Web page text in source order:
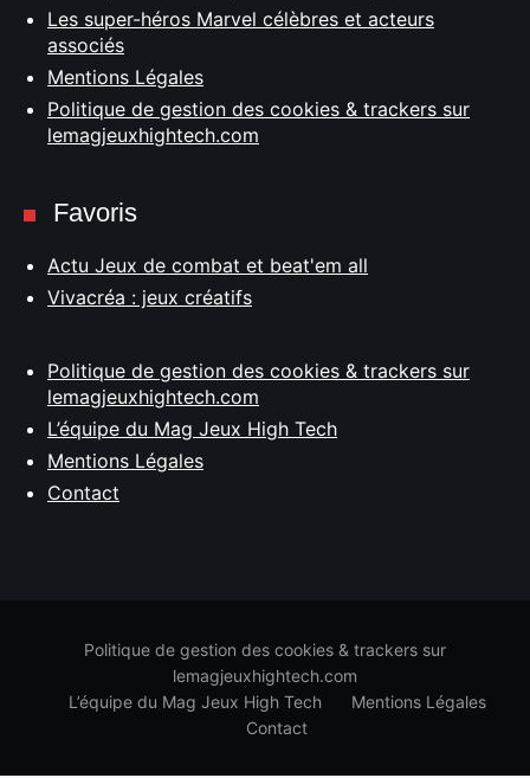
Les super-héros Marvel célèbres et acteurs
associés
Mentions Légales
Politique de gestion des cookies & trackers sur
lemagjeuxhightech.com
Favoris
Actu Jeux de combat et beat'em all
Vivacréa : jeux créatifs
Politique de gestion des cookies & trackers sur
lemagjeuxhightech.com
L’équipe du Mag Jeux High Tech
Mentions Légales
Contact
Politique de gestion des cookies & trackers sur
lemagjeuxhightech.com
L’équipe du Mag Jeux High Tech
Mentions Légales
Contact